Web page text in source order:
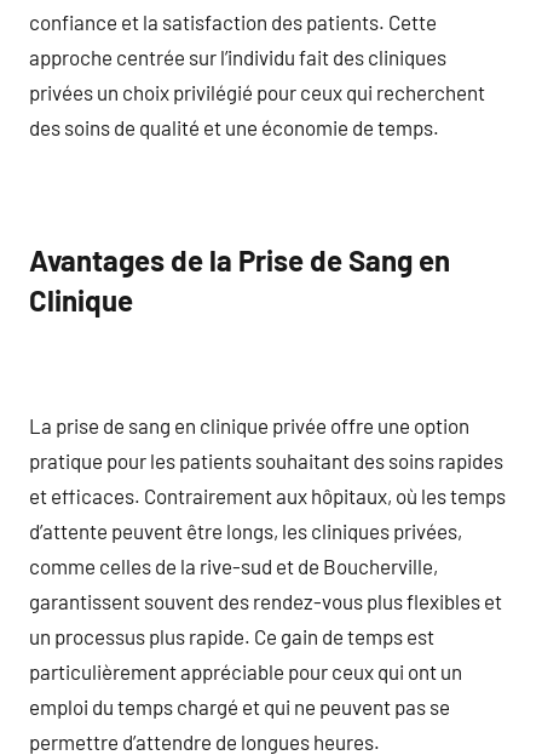
confiance et la satisfaction des patients. Cette
approche centrée sur l’individu fait des cliniques
privées un choix privilégié pour ceux qui recherchent
des soins de qualité et une économie de temps.
Avantages de la Prise de Sang en
Clinique
La prise de sang en clinique privée offre une option
pratique pour les patients souhaitant des soins rapides
et efficaces. Contrairement aux hôpitaux, où les temps
d’attente peuvent être longs, les cliniques privées,
comme celles de la rive-sud et de Boucherville,
garantissent souvent des rendez-vous plus flexibles et
un processus plus rapide. Ce gain de temps est
particulièrement appréciable pour ceux qui ont un
emploi du temps chargé et qui ne peuvent pas se
permettre d’attendre de longues heures.